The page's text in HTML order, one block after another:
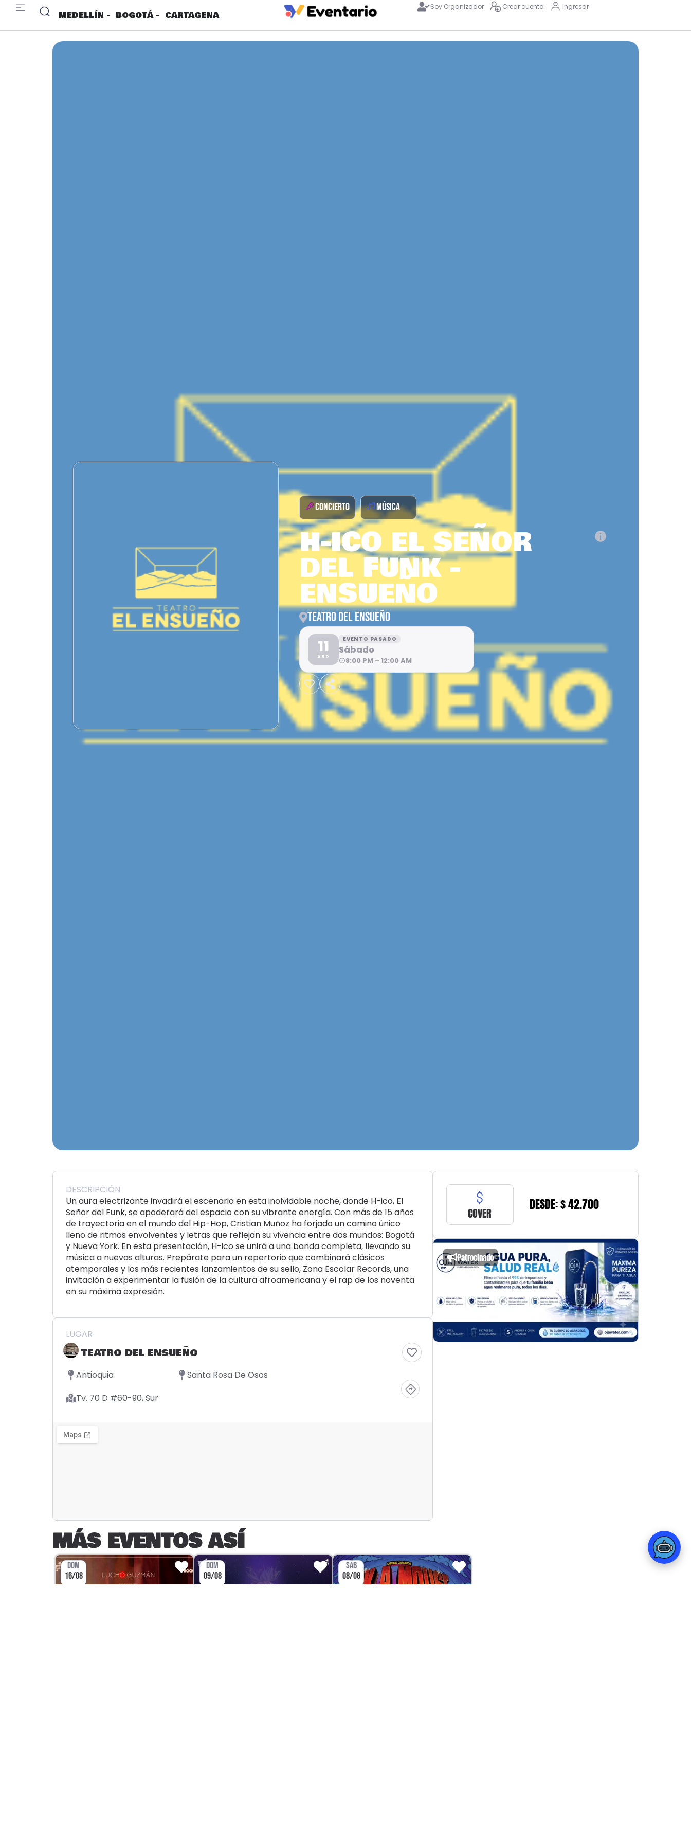
MEDELLÍN - BOGOTÁ - CARTAGENA
Soy Organizador Crear cuenta Ingresar
CONCIERTO MÚSICA
H-ICO EL SEÑOR
DEL FUNK -
ENSUEÑO
TEATRO DEL ENSUEÑO
11
ABR
EVENTO PASADO
Sábado
8:00 PM – 12:00 AM
DESCRIPCIÓN
Un aura electrizante invadirá el escenario en esta inolvidable noche, donde H-ico, El
Señor del Funk, se apoderará del espacio con su vibrante energía. Con más de 15 años
de trayectoria en el mundo del Hip-Hop, Cristian Muñoz ha forjado un camino único
lleno de ritmos envolventes y letras que reflejan su vivencia entre dos mundos: Bogotá
y Nueva York. En esta presentación, H-ico se unirá a una banda completa, llevando su
música a nuevas alturas. Prepárate para un repertorio que combinará clásicos
atemporales y los más recientes lanzamientos de su sello, Zona Escolar Records, una
invitación a experimentar la fusión de la cultura afroamericana y el rap de los noventa
en su máxima expresión.
LUGAR
TEATRO DEL ENSUEÑO
Antioquia
Santa Rosa De Osos
Tv. 70 D #60-90, Sur
COVER
DESDE: $ 42.700
Patrocinado
MÁS EVENTOS ASÍ
DOM
16/08
DOM
09/08
SÁB
08/08